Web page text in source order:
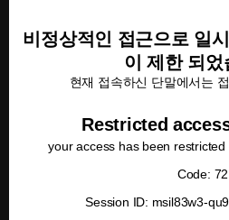
비정상적인 접근으로 일
이 제한 되었
현재 접속하신 단말에서는
Restricted
your access has been restricted
Code: 72
Session ID: msil83w3-